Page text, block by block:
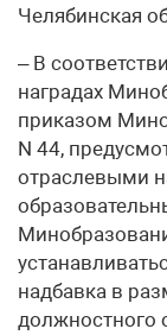
Челябинская
– В
наградах
приказом
N 44,
отраслевыми
надбавка в
должностного